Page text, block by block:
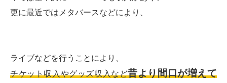
更に最近ではメタバースなどにより、
ライブなどを行うことにより、
チケット収入やグッズ収入など昔より間口が増えて